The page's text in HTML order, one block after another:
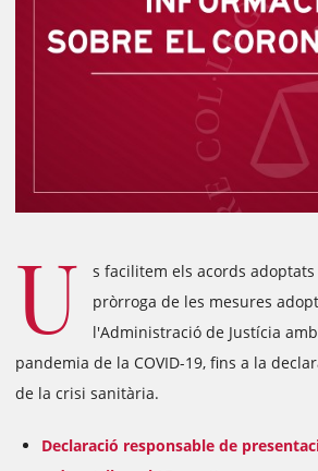
U
s facilitem els acords
pròrroga de les mesures
l'Administració de Justícia
pandemia de la COVID-19, fins a la
de la crisi sanitària.
Declaració responsable de